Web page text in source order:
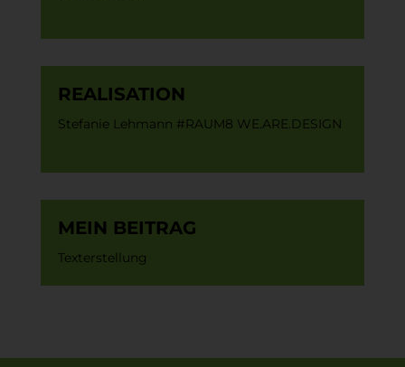
REALISATION
Stefanie Lehmann #RAUM8 WE.ARE.DESIGN
MEIN BEITRAG
Texterstellung